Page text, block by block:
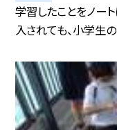
学習したことをノー
入されても、小学生